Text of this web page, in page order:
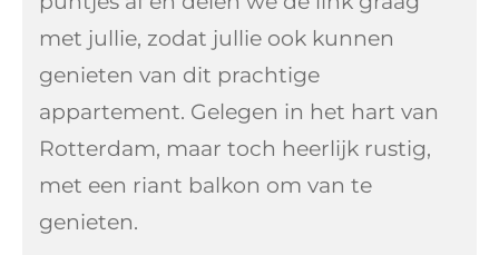
met jullie, zodat jullie ook kunnen
genieten van dit prachtige
appartement. Gelegen in het hart van
Rotterdam, maar toch heerlijk rustig,
met een riant balkon om van te
genieten.